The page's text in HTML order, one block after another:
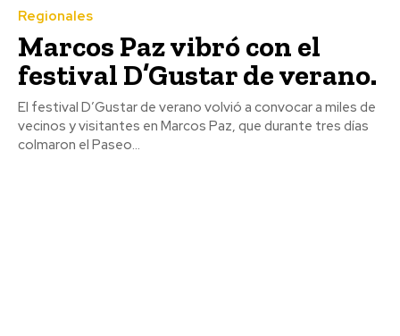
Regionales
Marcos Paz vibró con el
festival D’Gustar de verano.
El festival D’Gustar de verano volvió a convocar a miles de
vecinos y visitantes en Marcos Paz, que durante tres días
colmaron el Paseo...